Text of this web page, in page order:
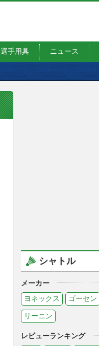
選手用具 ニュース
シャトル
メーカー
ヨネックス
ゴーセン
リーニン
レビューランキング